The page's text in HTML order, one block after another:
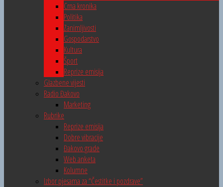
Crna kronika
Politika
Zanimljivosti
Gospodarstvo
Kultura
Šport
Reprize emisija
Glazbene vijesti
Radio Đakovo
Marketing
Rubrike
Reprize emisija
Dobre vibracije
Đakovo grade
Web anketa
Kolumne
Izbor pjesama za “Čestitke i pozdrave”